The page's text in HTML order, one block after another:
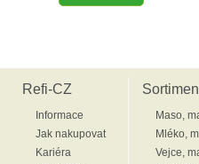
Refi-CZ
Informace
Jak nakupovat
Kariéra
Maso,
Mléko,
Vejce,